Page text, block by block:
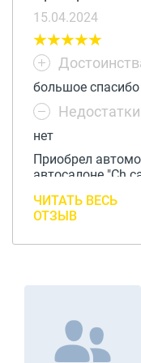
15.04.2024
большое спасибо
Недостатки
нет
Приобрел
автосалоне "Ch
вежливы и
выбор. Хороший
обслуживание,
ЧИТАТЬ ВЕСЬ
ОТЗЫВ